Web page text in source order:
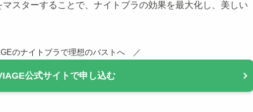
スターすることで、ナイトブラの効果を最大化し、美しい
のナイトブラで理想のバストへ ／
公式サイトで申し込む